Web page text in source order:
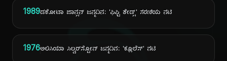
1989ಡಕೋಟಾ ಜಾನ್ಸನ್ ಜನ್ಮದಿನ: 'ಫಿಫ್ಟಿ ಶೇಡ್ಸ್' ಸರಣಿಯ ನಟಿ
1976ಅಲಿಸಿಯಾ ಸಿಲ್ವರ್‌ಸ್ಟೋನ್ ಜನ್ಮದಿನ: 'ಕ್ಲೂಲೆಸ್' ನಟಿ